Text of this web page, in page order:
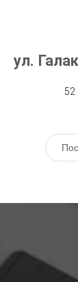
ул.
52